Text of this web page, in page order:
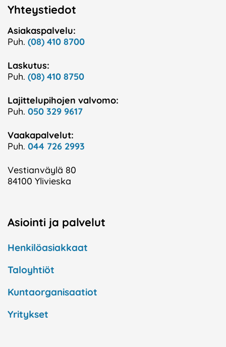
Yhteystiedot
Asiakaspalvelu:
Puh. (08) 410 8700
Laskutus:
Puh. (08) 410 8750
Lajittelupihojen valvomo:
Puh. 050 329 9617
Vaakapalvelut:
Puh. 044 726 2993
Vestianväylä 80
84100 Ylivieska
Asiointi ja palvelut
Henkilöasiakkaat
Taloyhtiöt
Kuntaorganisaatiot
Yritykset